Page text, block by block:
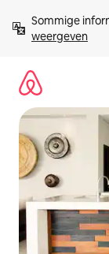
direct
naar
Sommige
weergeven